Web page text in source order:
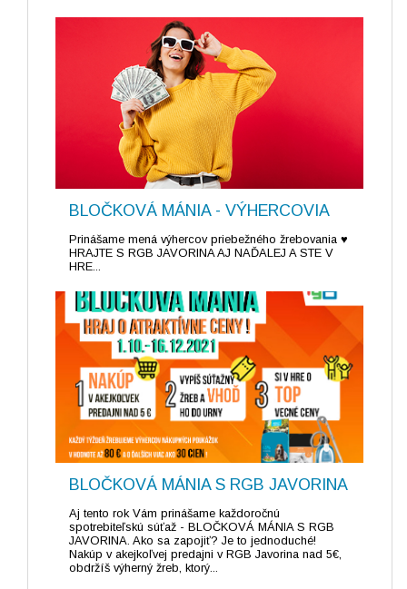
BLOČKOVÁ MÁNIA - VÝHERCOVIA
Prinášame mená výhercov priebežného žrebovania ♥
HRAJTE S RGB JAVORINA AJ NAĎALEJ A STE V
HRE...
BLOČKOVÁ MÁNIA S RGB JAVORINA
Aj tento rok Vám prinášame každoročnú
spotrebiteľskú súťaž - BLOČKOVÁ MÁNIA S RGB
JAVORINA. Ako sa zapojiť? Je to jednoduché!
Nakúp v akejkoľvej predajni v RGB Javorina nad 5€,
obdržíš výherný žreb, ktorý...